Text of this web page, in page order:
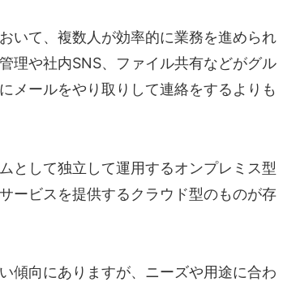
いて、複数人が効率的に業務を進められ
理や社内SNS、ファイル共有などがグル
メールをやり取りして連絡をするよりも
として独立して運用するオンプレミス型
ービスを提供するクラウド型のものが存
傾向にありますが、ニーズや用途に合わ